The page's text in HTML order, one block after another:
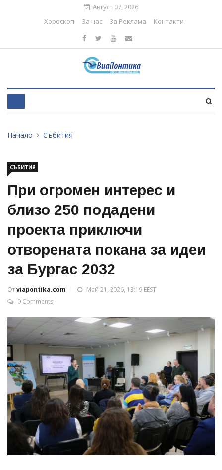
Август 07, 2026
Хороскоп
За нас За Реклама Контакти
Начало Събития
СЪБИТИЯ
При огромен интерес и
близо 250 подадени
проекта приключи
отворената покана за идеи
за Бургас 2032
Отviapontika.com
Май 21, 2026, 13:19 EEST
0 Comments